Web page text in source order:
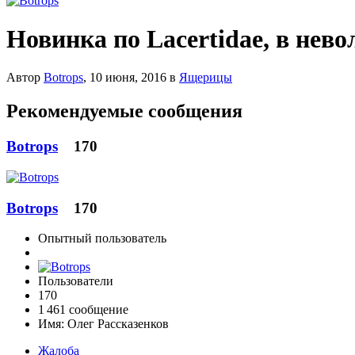
Новинка по Lacertidae, в
Автор Botrops, 10 июня, 2016 в Ящерицы
Рекомендуемые сообщения
Botrops 170
Botrops 170
Опытный пользователь
Пользователи
170
1 461 сообщение
Имя: Олег Рассказенков
Жалоба